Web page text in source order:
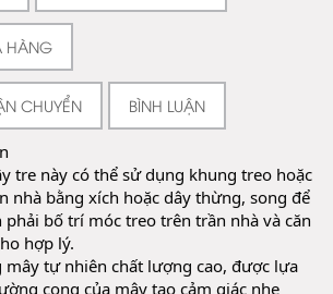
HÀNG
CHUYỂN BÌNH LUẬN
tre này có thể sử dụng khung treo hoặc
nhà bằng xích hoặc dây thừng, song để
phải bố trí móc treo trên trần nhà và căn
hợp lý.
mây tự nhiên chất lượng cao, được lựa
cong của mây tạo cảm giác nhẹ